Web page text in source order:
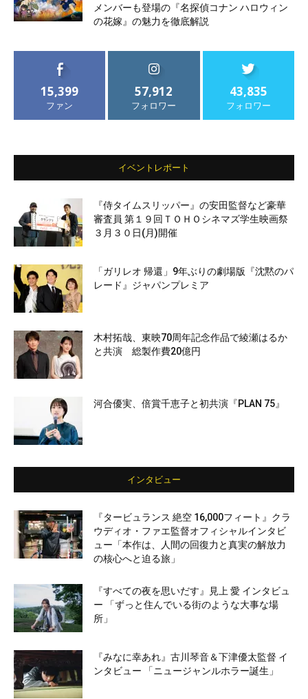
メンバーも登場の『名探偵コナン ハロウィン
の花嫁』の魅力を徹底解説
15,399
ファン
57,912
フォロワー
43,835
フォロワー
イベントレポート
『侍タイムスリッパー』の安田監督など豪華
審査員 第１９回ＴＯＨＯシネマズ学生映画祭
３月３０日(月)開催
「ガリレオ 帰還」9年ぶりの劇場版『沈黙のパ
レード』ジャパンプレミア
木村拓哉、東映70周年記念作品で綾瀬はるか
と共演 総製作費20億円
河合優実、倍賞千恵子と初共演『PLAN 75』
インタビュー
『タービュランス 絶空 16,000フィート』クラ
ウディオ・ファエ監督オフィシャルインタビ
ュー「本作は、人間の回復力と真実の解放力
の核心へと迫る旅」
『すべての夜を思いだす』見上 愛 インタビュ
ー 「ずっと住んでいる街のような大事な場
所」
『みなに幸あれ』古川琴音＆下津優太監督 イ
ンタビュー 「ニュージャンルホラー誕生」